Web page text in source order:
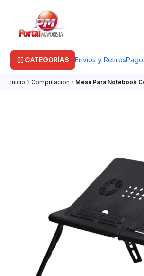
CATEGORÍAS Envíos y Retiros
Inicio Computacion Mesa Para Notebook